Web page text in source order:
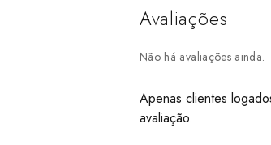
Avaliações
Não há avaliações ainda.
Apenas clientes
avaliação.